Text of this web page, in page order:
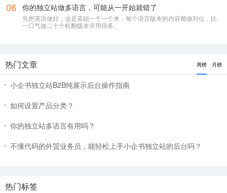
06 你的独立站做多语言，可能从一开始就错了
先把英语做好，这是基础一个一个来，每个语言版本的内容都做到位，比
一口气做二十个机翻版本管用得多。
热门文章 周榜 月榜
小企书独立站B2B纯展示后台操作指南
如何设置产品分类？
你的独立站多语言有用吗？
不懂代码的外贸业务员，能轻松上手小企书独立站的后台吗？
热门标签